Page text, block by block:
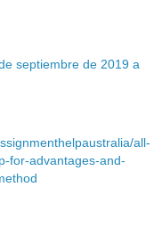
septiembre de 2019 a
all-
for-advantages-and-